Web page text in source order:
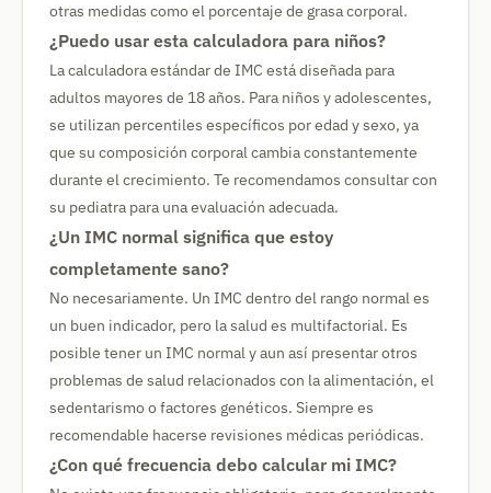
otras medidas como el porcentaje de grasa corporal.
¿Puedo usar esta calculadora para niños?
La calculadora estándar de IMC está diseñada para
adultos mayores de 18 años. Para niños y adolescentes,
se utilizan percentiles específicos por edad y sexo, ya
que su composición corporal cambia constantemente
durante el crecimiento. Te recomendamos consultar con
su pediatra para una evaluación adecuada.
¿Un IMC normal significa que estoy
completamente sano?
No necesariamente. Un IMC dentro del rango normal es
un buen indicador, pero la salud es multifactorial. Es
posible tener un IMC normal y aun así presentar otros
problemas de salud relacionados con la alimentación, el
sedentarismo o factores genéticos. Siempre es
recomendable hacerse revisiones médicas periódicas.
¿Con qué frecuencia debo calcular mi IMC?